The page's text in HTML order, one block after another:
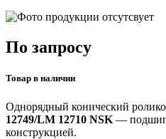
По запросу
Товар в наличии
Однорядный конический
12749/LM 12710 NSK —
конструкцией.